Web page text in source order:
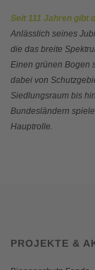
Seit 111 Jahren gibt
Anlässlich seines
die das breite
Einen grünen Bogen
dabei von
Siedlungsraum bis
Bundesländern
Hauptrolle.
PROJEKTE &